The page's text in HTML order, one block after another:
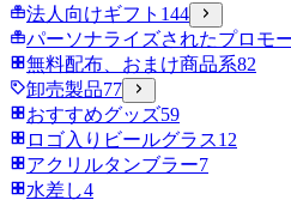
法人向けギフト 144
パーソナライズされたプロモ
無料配布、おまけ商品系82
卸売製品77
おすすめグッズ59
ロゴ入りビールグラス12
アクリルタンブラー7
水差し4